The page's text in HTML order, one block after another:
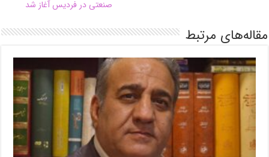
صنعتی در فردیس آغاز شد
مقاله‌های مرتبط